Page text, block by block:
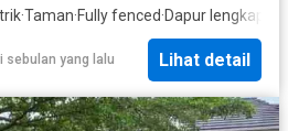
·Taman·Fully fenced·Dapur lengkap
sebulan yang lalu Lihat detail